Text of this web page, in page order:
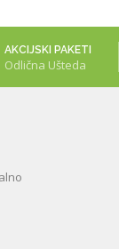
AKCIJSKI PAKETI
Odlična Ušteda